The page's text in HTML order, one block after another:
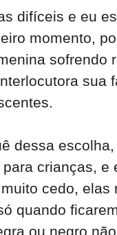
difíceis e eu
momento,
sofrendo
sua
dessa
crianças,
cedo, elas
quando
ou negro